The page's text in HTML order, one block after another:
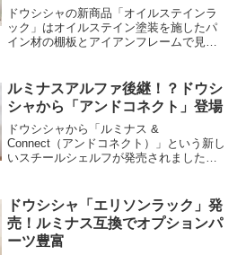
ドウシシャの新商品「オイルステインラ
ック」はオイルステイン塗装を施したパ
イン材の棚板とアイアンフレームで見た
なところではないでしょうか。
ルミナスアルファ後継！？ドウシ
シャから「アンドコネクト」登場
ドウシシャから「ルミナス &
Connect（アンドコネクト）」という新し
いスチールシェルフが発売されました。
節がしやすい構造。それでいて耐荷重は
十分、価格も手頃だと思います。
ドウシシャ「エリソンラック」発
売！ルミナス互換でオプションパ
ーツ豊富